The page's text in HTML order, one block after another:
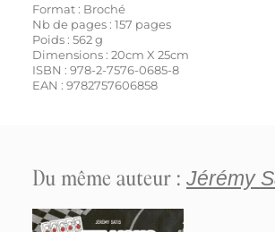
Format : Broché
Nb de pages : 157 pages
Poids : 562g
Dimensions : 20cm X 25cm
ISBN : 978-2-7576-0685-8
EAN : 9782757606858
Du même auteur : Jérémy